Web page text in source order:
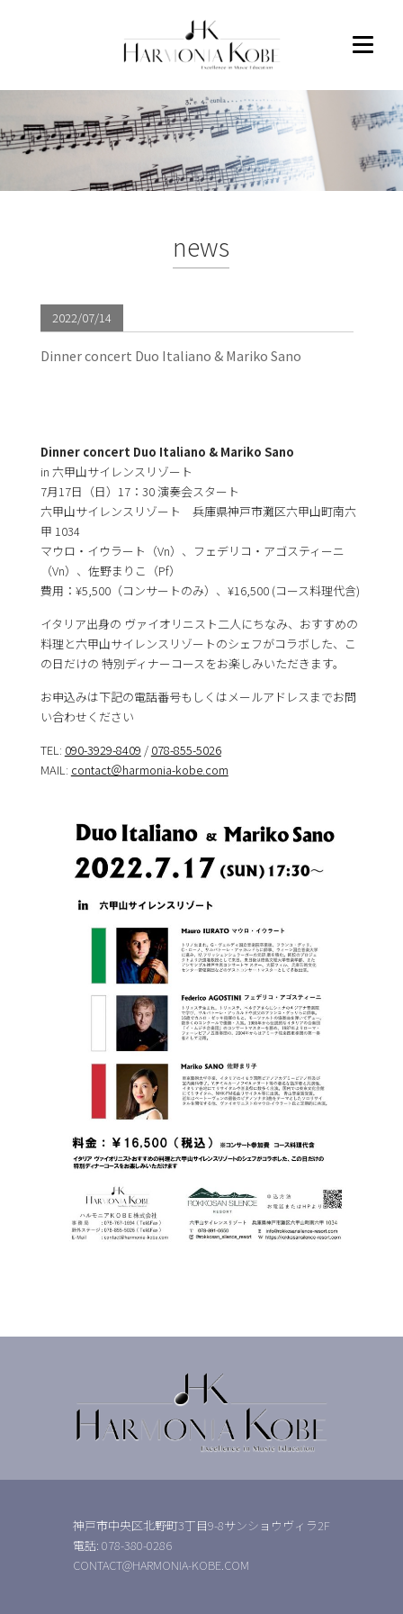
news
2022/07/14
Dinner concert Duo Italiano & Mariko Sano
Dinner concert Duo Italiano & Mariko Sano
in 六甲山サイレンスリゾート
7月17日（日）17：30 演奏会スタート
六甲山サイレンスリゾート 兵庫県神戸市灘区六甲山町南六
甲 1034
マウロ・イウラート（Vn）、フェデリコ・アゴスティーニ
（Vn）、佐野まりこ（Pf）
費用：¥5,500（コンサートのみ）、¥16,500 (コース料理代含)
イタリア出身の ヴァイオリニスト二人にちなみ、おすすめの
料理と六甲山サイレンスリゾートのシェフがコラボした、こ
の日だけの 特別ディナーコースをお楽しみいただきます。
お申込みは下記の電話番号もしくはメールアドレスまでお問
い合わせください
TEL: 090-3929-8409 / 078-855-5026
MAIL: contact＠harmonia-kobe.com
神戸市中央区北野町3丁目9-8サンショウヴィラ2F
電話: 078-380-0286
CONTACT@HARMONIA-KOBE.COM